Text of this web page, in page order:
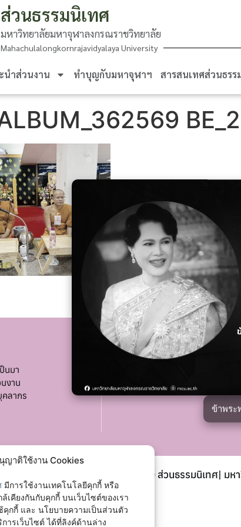
ญาติใช้งาน Cookies
มีการใช้งานเทคโนโลยีคุกกี้ หรือ
เคียงกันกับคุกกี้ บนเว็บไซต์ของเรา
กกี้ และ นโยบายความเป็นส่วนตัว
ารเว็บไซต์ ได้ที่ลิงค์ด้านล่าง
ข้าพระ
ส่วนธรรมนิเทศ
มหาวิทยาลัยมหาจุฬาลงกรณราชวิทยาลัย
Mahachulalongkornrajavidyalaya University
นำส่วนงาน ทำบุญกับมหาจุฬาฯ สารสนเทศส่วนธรร
นมา
งาน
คลากร
อื่น ๆ
© ส่วนธรรมนิเทศ| ม